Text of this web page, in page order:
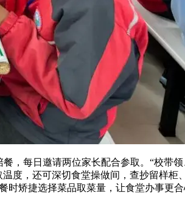
每日邀请两位家长配合参取。“校带
度，还可深切食堂操做间，查抄留样柜
矫捷选择菜品取菜量，让食堂办事更合